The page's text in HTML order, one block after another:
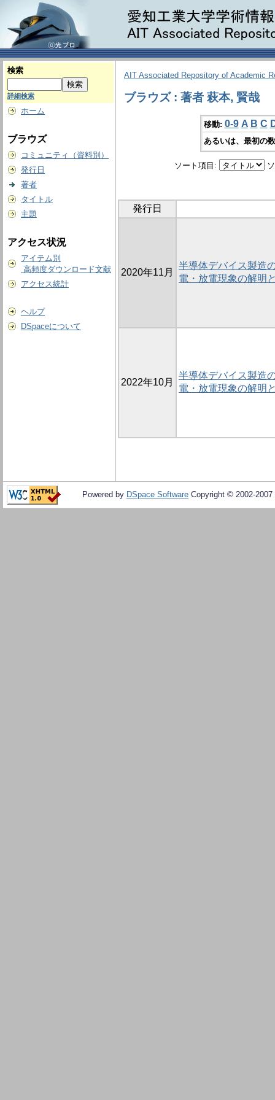
検索
詳細検索
ホーム
ブラウズ
コミュニティ（資料別）
発行日
著者
タイトル
主題
アクセス状況
アイテム別
高頻度ダウンロード文献
アクセス統計
ヘルプ
DSpaceについて
AIT Associated Repository of Academic
ブラウズ : 著者 萩本, 賢哉
移動: 0-9 A B C
あるいは、最初の
ソート項目:
発行日
2020年11月
半導体デバイス製造
電・放電現象の解明
2022年10月
半導体デバイス製造
電・放電現象の解明
Powered by DSpace Software Copyright © 2002-2007